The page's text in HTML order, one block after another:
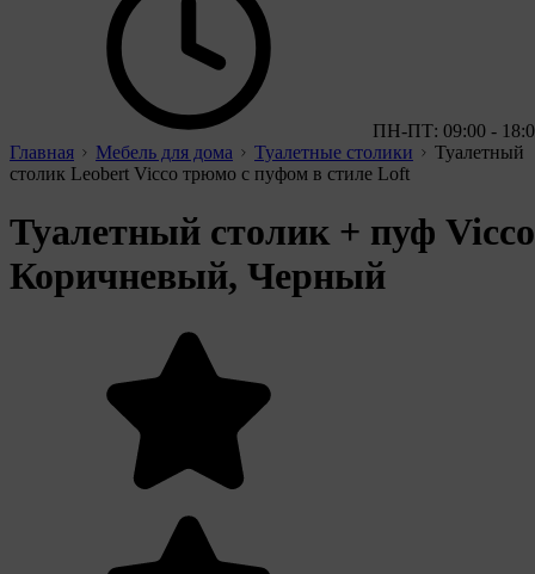
ПН-ПТ: 09:00 -
Главная
Мебель для дома Туалетные столики
Туалетный
столик Leobert Vicco трюмо с пуфом в стиле Loft
Туалетный столик + пуф Vicco
Коричневый, Черный